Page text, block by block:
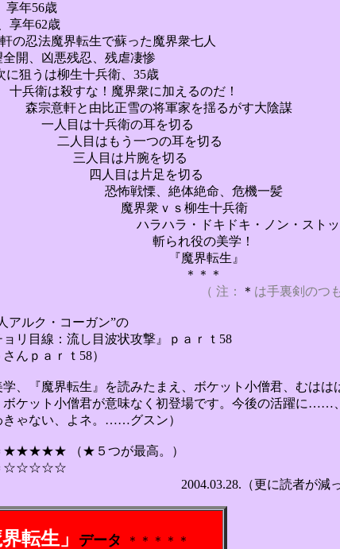
56歳
62歳
界転生で蘇った魔界衆七人
開、 凶悪残忍、 残虐凄惨
は柳生十兵衛、 35歳
十兵衛は殺すな！ 魔界衆に加えるのだ！
雪の将軍家を揺るがす大陰謀
は十兵衛の耳を切る
う一つの耳を切る
片腕を切る
片足を切る
慄、 絶体絶命、危機一髪
魔界衆ｖｓ柳生十兵衛
キドキ・ノン・ストッ
の美学！
転生 』
＊
（ 注：
＊ は手裏剣のつ
アルク・コーガン”の
リ目線：流し目波状攻撃』ｐａｒｔ58
んｐａｒｔ58）
、『魔界転生 』
を読みたまえ、ボケット小僧君、むはは
ボケット小僧君が意味なく初登場です。今後の活躍に……
きゃない、よネ。……グスン）
★★★★★ （★５つが最高。）
＝☆☆☆☆☆
更に読者が減っちゃった
界転生」 データ ＊＊＊＊＊